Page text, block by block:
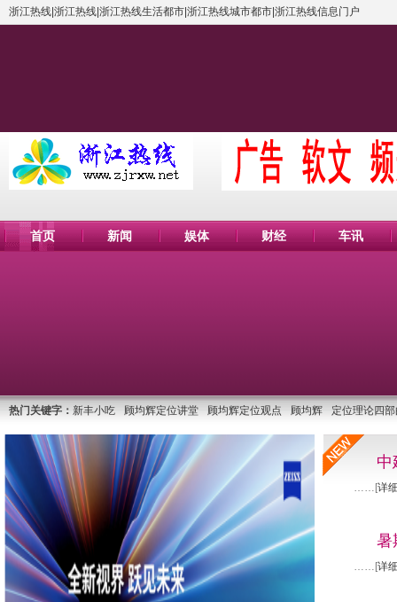
浙江热线|浙江热线|浙江热线生活都市|浙江热线城市都市|浙江热线信息门户
首页 新闻 娱体 财经 车讯
热门关键字： 新丰小吃 顾均辉定位讲堂 顾均辉定位观点 顾均辉 定位理论四
中
……[详
暑
……[详